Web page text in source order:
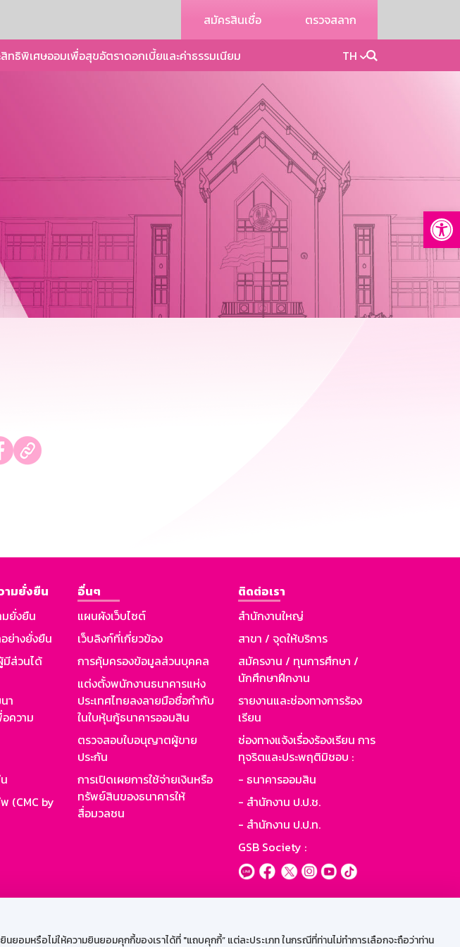
อมหรือไม่ให้ความยินยอมคุกกี้ของเราได้ที่ "แถบคุกกี้” แต่ละประเภท ในกรณีที่ท่านไม่ทำการเลือกจะถือว่าท่าน
สมัครสินเชื่อ ตรวจสลาก
ทธิพิเศษออมเพื่อสุขอัตราดอกเบี้ยและค่าธรรมเนียม TH
ามยั่งยืน
ยั่งยืน
ย่างยั่งยืน
มีส่วนได้
า
ความ
(CMC by
อื่นๆ
แผนผังเว็บไซต์
เว็บลิงก์ที่เกี่ยวข้อง
การคุ้มครองข้อมูลส่วนบุคคล
แต่งตั้งพนักงานธนาคารแห่ง
ประเทศไทยลงลายมือชื่อกำกับ
ในใบหุ้นกู้ธนาคารออมสิน
ตรวจสอบใบอนุญาตผู้ขาย
ประกัน
การเปิดเผยการใช้จ่ายเงินหรือ
ทรัพย์สินของธนาคารให้
สื่อมวลชน
ติดต่อเรา
สำนักงานใหญ่
สาขา / จุดให้บริการ
สมัครงาน / ทุนการศึกษา /
นักศึกษาฝึกงาน
รายงานและช่องทางการร้อง
เรียน
ช่องทางแจ้งเรื่องร้องเรียน การ
ทุจริตและประพฤติมิชอบ :
- ธนาคารออมสิน
- สำนักงาน ป.ป.ช.
- สำนักงาน ป.ป.ท.
GSB Society :